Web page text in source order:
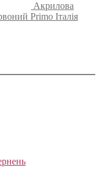
Акрилова
Primo Італія